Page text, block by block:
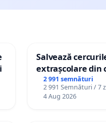
că produc suferință și
prietenii
cauzate de neatenție
Salvează
extrașcolare din
palatele copiilor
2 991 semnături
2 991 Semnături / 7
4 Aug 2026